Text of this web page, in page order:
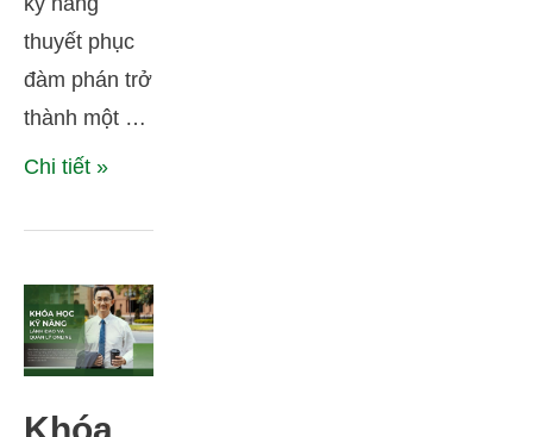
Bí
quyết
thành
công
ích lớn
cho sự
phát
triển
kinh
thuyết phục
đàm phán trở
thành một …
Chi tiết »